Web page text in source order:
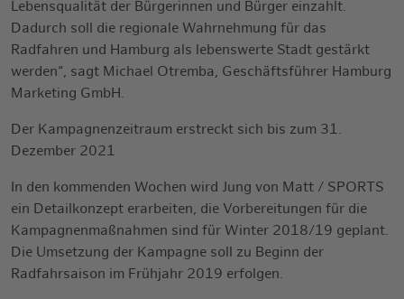
Lebensqualität der Bürgerinnen und Bürger einzahlt.
Dadurch soll die regionale Wahrnehmung für das
Radfahren und Hamburg als lebenswerte Stadt gestärkt
werden“, sagt Michael Otremba, Geschäftsführer Hamburg
Marketing GmbH.
Der Kampagnenzeitraum erstreckt sich bis zum 31.
Dezember 2021
In den kommenden Wochen wird Jung von Matt / SPORTS
ein Detailkonzept erarbeiten, die Vorbereitungen für die
Kampagnenmaßnahmen sind für Winter 2018/19 geplant.
Die Umsetzung der Kampagne soll zu Beginn der
Radfahrsaison im Frühjahr 2019 erfolgen.